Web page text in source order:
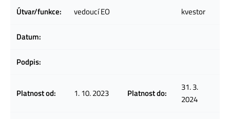
Útvar/funkce: vedoucí EO kvestor
Datum:
Podpis:
Platnost od: 1. 10. 2023 Platnost do:
31. 3.
2024